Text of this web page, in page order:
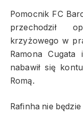
Pomocnik FC
przechodził
krzyżowego w
Ramona Cugata
nabawił się
Romą.
Rafinha nie